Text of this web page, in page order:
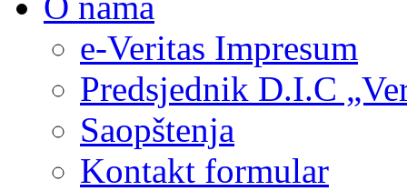
e-Veritas Impresum
Predsjednik D.I.C
Saopštenja
Kontakt formular